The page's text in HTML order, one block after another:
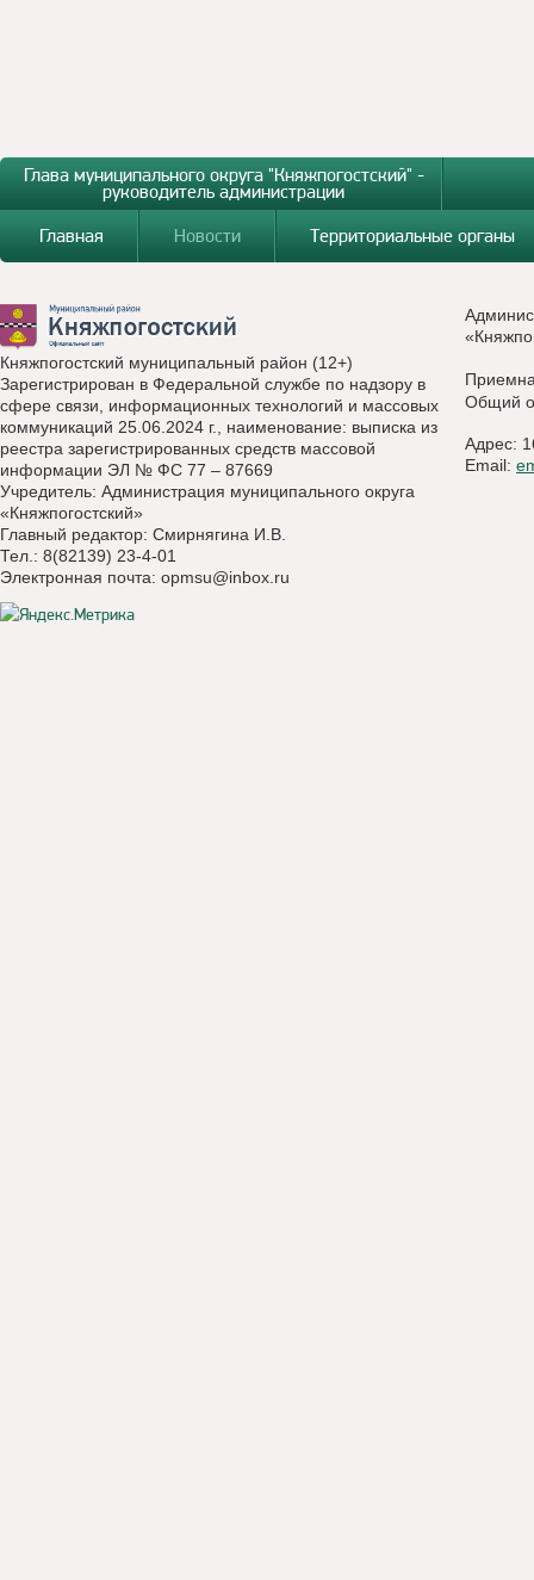
Глава муниципального округа "Княжпогостский" -
руководитель администрации
Главная
Новости Территориальные органы
Княжпогостский муниципальный район (12+)
Зарегистрирован в Федеральной службе по надзору в
сфере связи, информационных технологий и массовых
коммуникаций 25.06.2024 г., наименование: выписка из
реестра зарегистрированных средств массовой
информации ЭЛ № ФС 77 – 87669
Учредитель: Администрация муниципального округа
«Княжпогостский»
Главный редактор: Смирнягина И.В.
Тел.: 8(82139) 23-4-01
Электронная почта: opmsu@inbox.ru
Общий
Адрес:
Email: